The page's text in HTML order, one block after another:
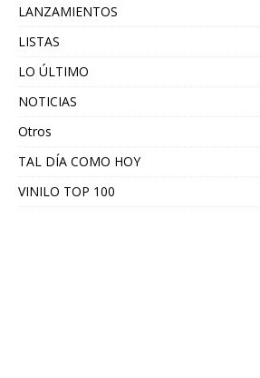
LANZAMIENTOS
LISTAS
LO ÚLTIMO
NOTICIAS
Otros
TAL DÍA COMO HOY
VINILO TOP 100